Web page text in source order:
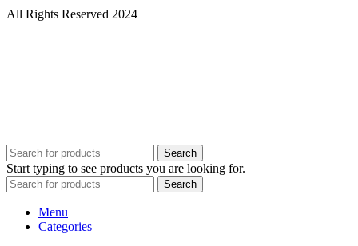
All Rights Reserved 2024
Search
Start typing to see products you are looking for.
Search
Menu
Categories